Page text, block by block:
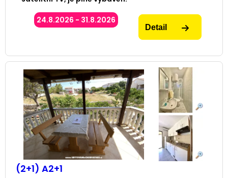
24.8.2026 - 31.8.2026
Detail
(2+1) A2+1